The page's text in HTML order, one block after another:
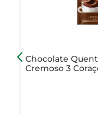
Chocolate
Cremoso 3